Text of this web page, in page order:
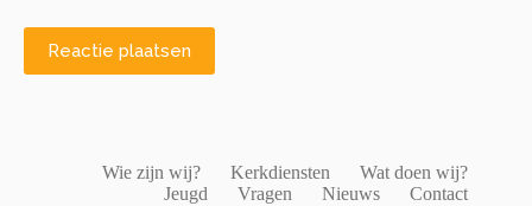
Reactie plaatsen
Wie zijn wij? Kerkdiensten
Wat doen wij?
Jeugd
Vragen Nieuws
Contact